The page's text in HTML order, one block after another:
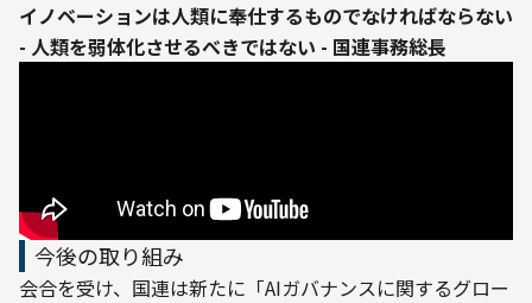
イノベーションは人類に奉仕するものでなければならない
- 人類を弱体化させるべきではない - 国連事務総長
今後の取り組み
会合を受け、国連は新たに「AIガバナンスに関するグロー